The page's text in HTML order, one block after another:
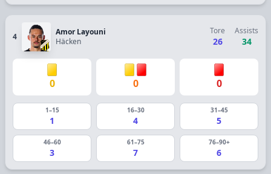
4
Amor Layouni
Häcken
Tore
26
Assists
34
0 0 0
1–15
1
16–30
4
31–45
5
46–60
3
61–75
7
76–90+
6